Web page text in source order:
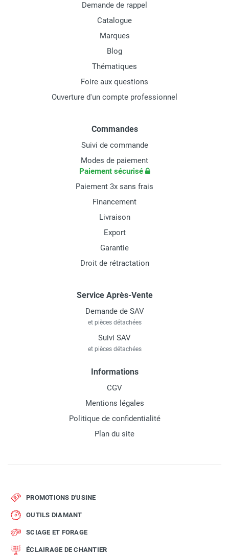
Demande de rappel
Catalogue
Marques
Blog
Thématiques
Foire aux questions
Ouverture d'un compte professionnel
Commandes
Suivi de commande
Modes de paiement
Paiement sécurisé
Paiement 3x sans frais
Financement
Livraison
Export
Garantie
Droit de rétractation
Service Après-Vente
Demande de SAV
et pièces détachées
Suivi SAV
et pièces détachées
Informations
CGV
Mentions légales
Politique de confidentialité
Plan du site
PROMOTIONS D'USINE
OUTILS DIAMANT
SCIAGE ET FORAGE
ÉCLAIRAGE DE CHANTIER